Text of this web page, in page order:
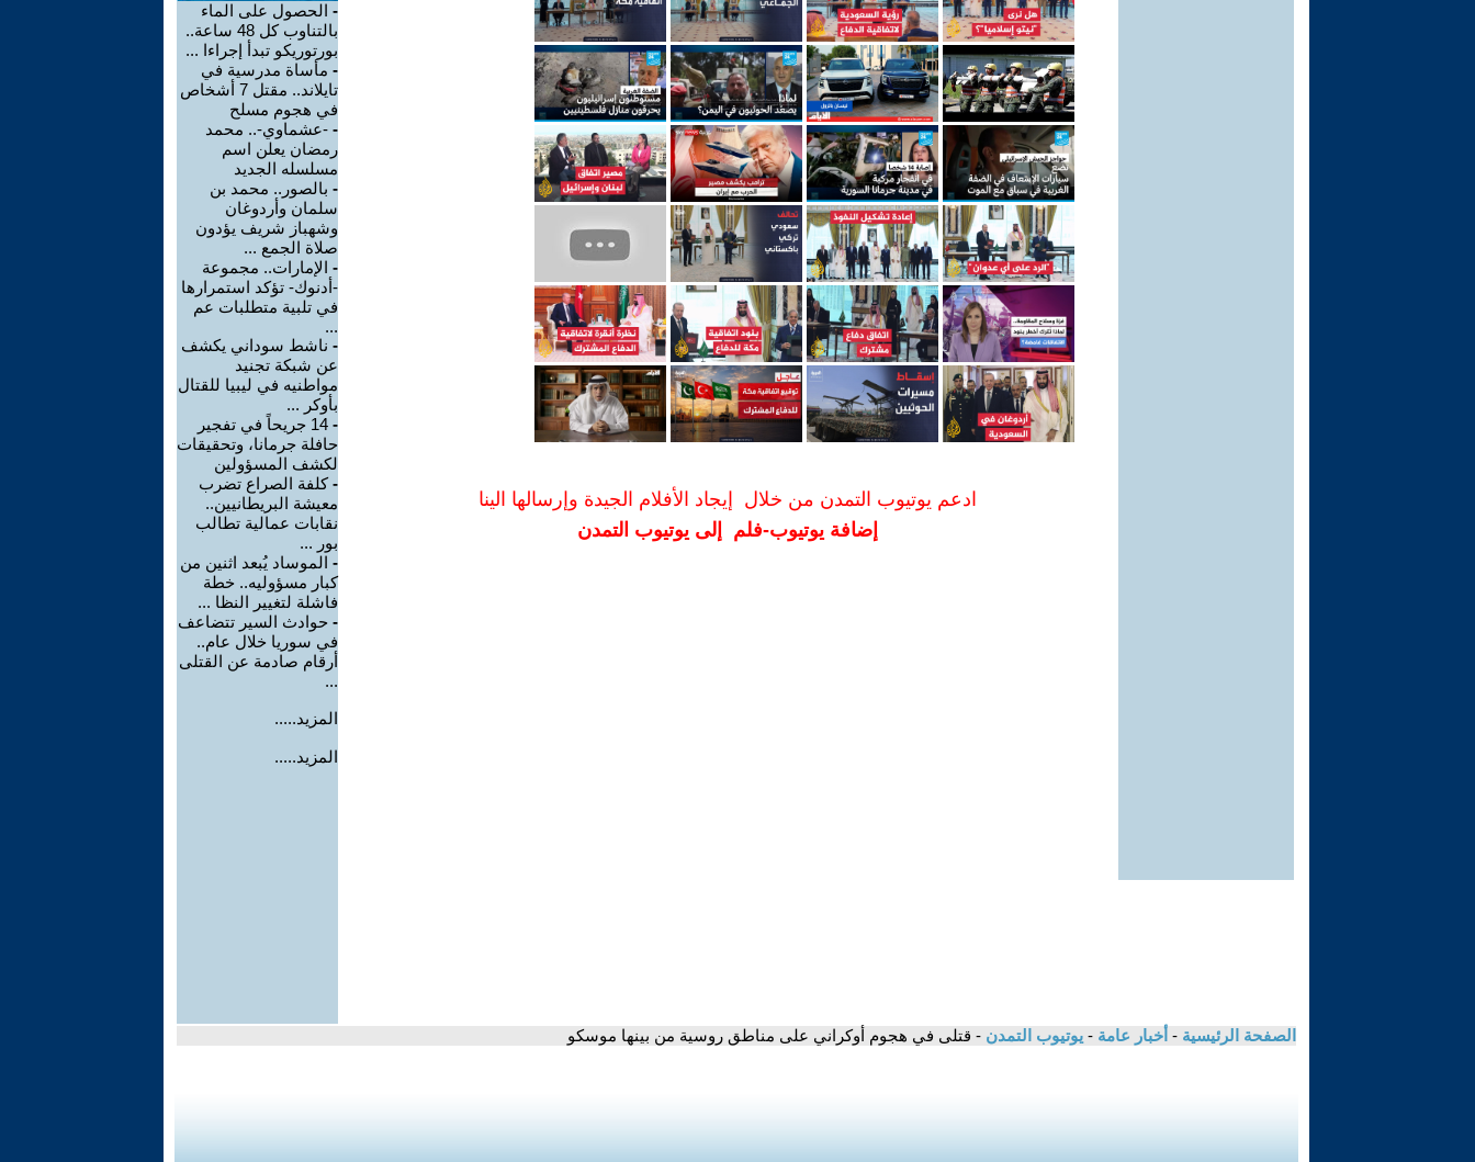
ادعم يوتيوب التمدن من خلال إيجاد الأفلام الجيدة وإرسالها الينا
إضافة يوتيوب-فلم إلى يوتيوب التمدن
- الحصول على الماء
بالتناوب كل 48 ساعة..
بورتوريكو تبدأ إجراءا ...
- مأساة مدرسية في
تايلاند.. مقتل 7 أشخاص
في هجوم مسلح
- -عشماوي-.. محمد
رمضان يعلن اسم
مسلسله الجديد
- بالصور.. محمد بن
سلمان وأردوغان
وشهباز شريف يؤدون
صلاة الجمع ...
- الإمارات.. مجموعة
-أدنوك- تؤكد استمرارها
في تلبية متطلبات عم
...
- ناشط سوداني يكشف
عن شبكة تجنيد
مواطنيه في ليبيا للقتال
بأوكر ...
-
14 جريحاً في تفجير
حافلة جرمانا، وتحقيقات
لكشف المسؤولين
-كلفة الصراع تضرب
معيشة البريطانيين..
نقابات عمالية تطالب
بور ...
- الموساد يُبعد اثنين من
كبار مسؤوليه.. خطة
فاشلة لتغيير النظا ...
- حوادث السير تتضاعف
في سوريا خلال عام..
أرقام صادمة عن القتلى
...
المزيد.....
المزيد.....
الصفحة الرئيسية - أخبار عامة - يوتيوب التمدن - قتلى في هجوم أوكراني على مناطق روسية من بينها موسكو